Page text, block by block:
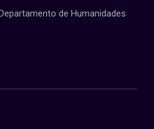
de Humanidades